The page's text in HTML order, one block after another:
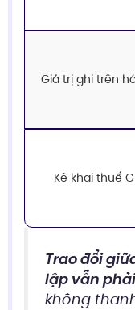
Giá trị ghi trên
Kê khai thuế
Trao đổi
lập vẫn
không